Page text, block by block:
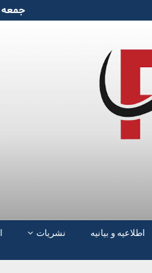
جمعه 7 آگوست 2026
اطلاعیه و بیانیه نشریات